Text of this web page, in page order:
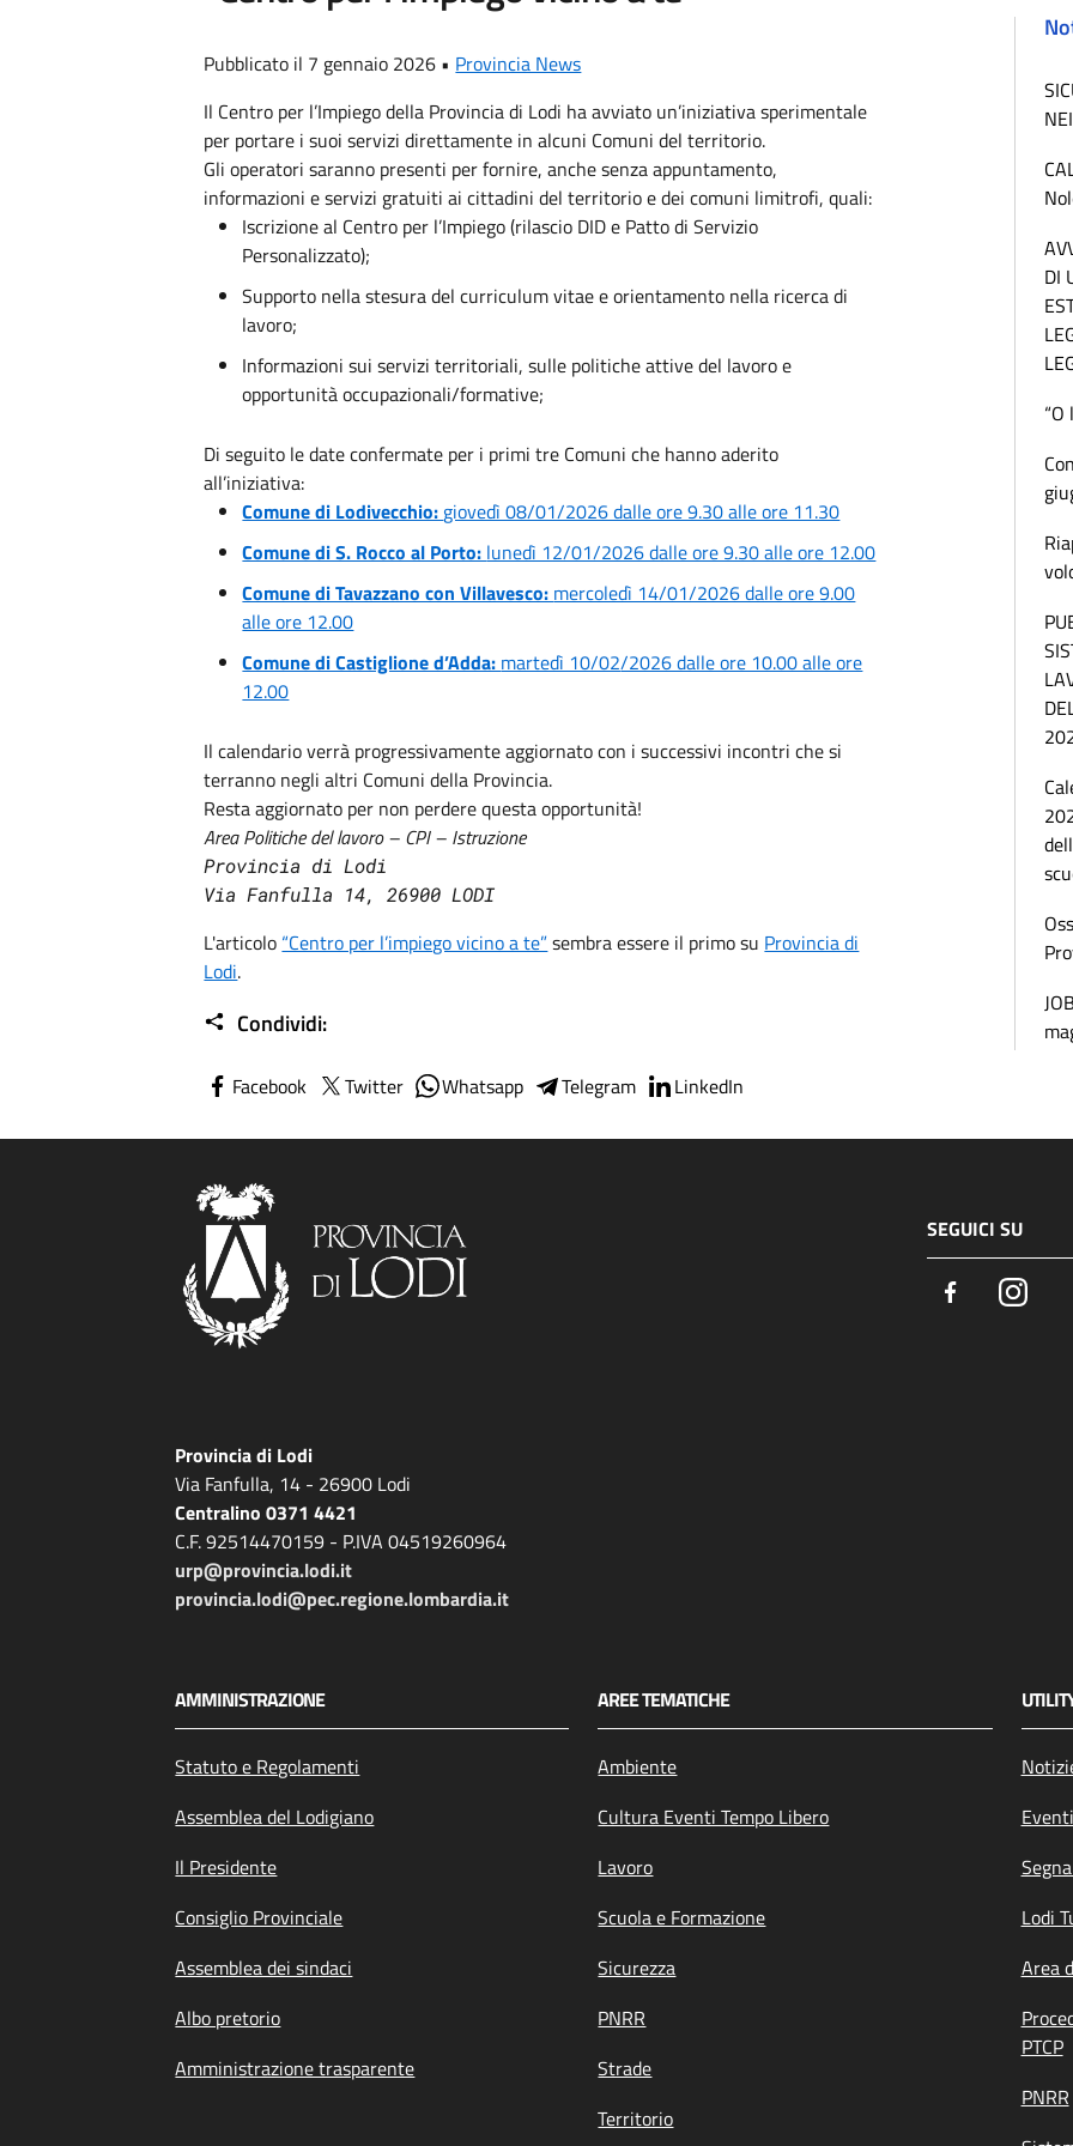
Pubblicato il 7 gennaio 2026 • Provincia News
Il Centro per l’Impiego della Provincia di Lodi ha avviato un’iniziativa sperimentale
per portare i suoi servizi direttamente in alcuni Comuni del territorio.
Gli operatori saranno presenti per fornire, anche senza appuntamento,
informazioni e servizi gratuiti ai cittadini del territorio e dei comuni limitrofi, quali:
Iscrizione al Centro per l’Impiego (rilascio DID e Patto di Servizio
Personalizzato);
Supporto nella stesura del curriculum vitae e orientamento nella ricerca di
lavoro;
Informazioni sui servizi territoriali, sulle politiche attive del lavoro e
opportunità occupazionali/formative;
Di seguito le date confermate per i primi tre Comuni che hanno aderito
all’iniziativa:
Comune di Lodivecchio: giovedì 08/01/2026 dalle ore 9.30 alle ore 11.30
Comune di S. Rocco al Porto: lunedì 12/01/2026 dalle ore 9.30 alle ore 12.00
Comune di Tavazzano con Villavesco: mercoledì 14/01/2026 dalle ore 9.00
alle ore 12.00
Comune di Castiglione d’Adda: martedì 10/02/2026 dalle ore 10.00 alle ore
12.00
Il calendario verrà progressivamente aggiornato con i successivi incontri che si
terranno negli altri Comuni della Provincia.
Resta aggiornato per non perdere questa opportunità!
Area Politiche del lavoro – CPI – Istruzione
Provincia di Lodi
Via Fanfulla 14, 26900 LODI
L'articolo “Centro per l’impiego vicino a te”sembra essere il primo su Provincia di
Lodi.
Condividi:
Facebook Twitter Whatsapp Telegram LinkedIn
DI
SEGUICI SU
Facebook
Provincia di Lodi
Via Fanfulla, 14 - 26900 Lodi
Centralino 0371 4421
C.F. 92514470159 - P.IVA 04519260964
urp@provincia.lodi.it
provincia.lodi@pec.regione.lombardia.it
AMMINISTRAZIONE
Statuto e Regolamenti
Assemblea del Lodigiano
Il Presidente
Consiglio Provinciale
Assemblea dei sindaci
Albo pretorio
Amministrazione trasparente
AREE TEMATICHE
Ambiente
Cultura Eventi Tempo Libero
Lavoro
Scuola e Formazione
Sicurezza
PNRR
Strade
Territorio
Eventi
Lodi
Area
PTCP
PNRR